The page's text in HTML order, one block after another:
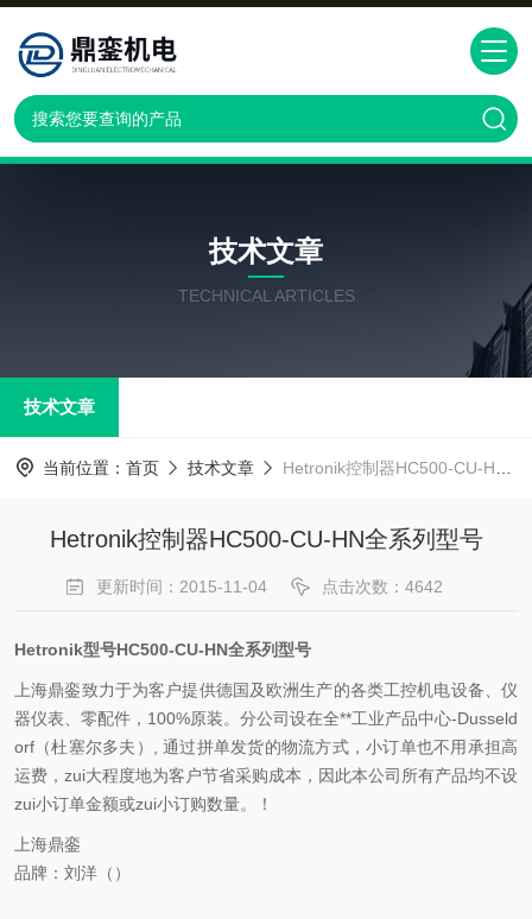
技术文章
TECHNICAL ARTICLES
技术文章
当前位置： 首页 技术文章 Hetronik控制器HC500-CU-HN全系列型号
Hetronik控制器HC500-CU-HN全系列型号
更新时间：2015-11-04 点击次数：4642
Hetronik型号HC500-CU-HN全系列型号
上海鼎銮致力于为客户提供德国及欧洲生产的各类工控机电设备、仪
器仪表、零配件，100%原装。分公司设在全**工业产品中心-Dusseld
orf（杜塞尔多夫）, 通过拼单发货的物流方式，小订单也不用承担高
运费，zui大程度地为客户节省采购成本，因此本公司所有产品均不设
zui小订单金额或zui小订购数量。！
上海鼎銮
品牌：刘洋（）